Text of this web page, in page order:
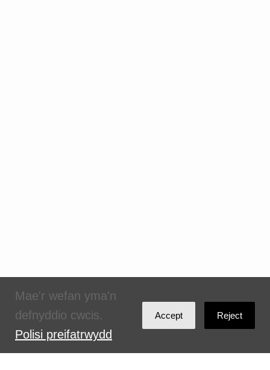
Mae'r wefan yma'n
defnyddio cwcis.
Polisi preifatrwydd
Accept Reject